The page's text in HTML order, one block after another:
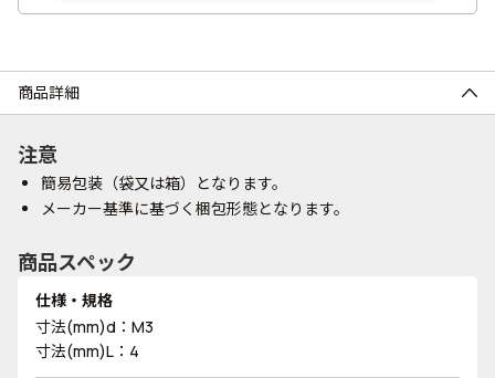
商品詳細
注意
簡易包装（袋又は箱）となります。
メーカー基準に基づく梱包形態となります。
商品スペック
仕様・規格
寸法(mm)d：M3
寸法(mm)L：4